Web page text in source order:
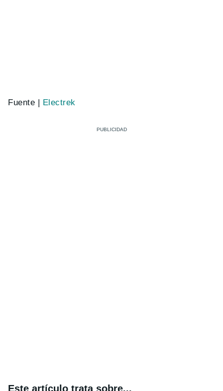
Fuente | Electrek
Este artículo trata sobre...